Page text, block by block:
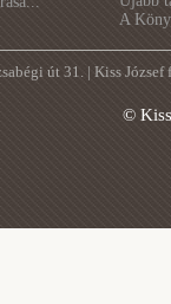
A
út 31. | Kiss
©